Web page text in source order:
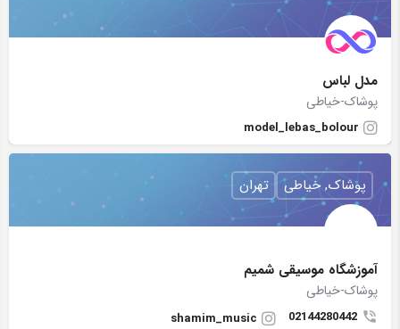
مدل لباس
پوشاک-خیاطی
model_lebas_bolour
آموزشگاه موسیقی شمیم
پوشاک-خیاطی
02144280442
shamim_music
پوشاک, خیاطی تهران